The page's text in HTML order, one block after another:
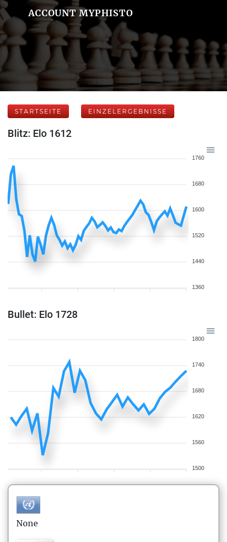
ACCOUNT MYPHISTO
STARTSEITE EINZELERGEBNISSE
Blitz: Elo 1612
1760
1680
1600
1520
1440
1360
Bullet: Elo 1728
1800
1740
1680
1620
1560
1500
None